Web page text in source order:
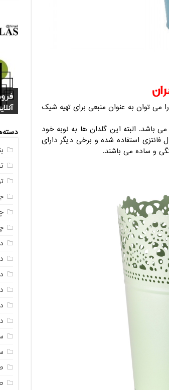
می توان به عنوان منبعی برای تهیه شیک
باشد. البته این گلدان ها به نوبه خود
فانتزی استفاده شده و برخی دیگر دارای
و ساده می باشند.
+